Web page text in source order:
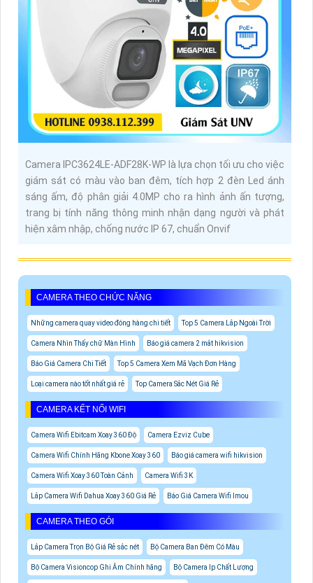
Camera IPC3624LE-ADF28K-WP là lựa chọn tối ưu cho việc
giám sát có màu vào ban đêm, tích hợp 2 đèn Led ánh
sáng ấm, độ phân giải 4.0MP cho ra hình ảnh ấn tượng,
trang bị tính năng thông minh nhận dạng người và phát
hiện xâm nhập, chống nước IP 67, chuẩn Onvif
CAMERA THEO CHỨC NĂNG
Những camera quay video đóng hàng chi tiết Top 5 Camera Lắp Ngoài Trời
Camera Nhìn Thấy chữ Màn Hình Báo giá camera 2 mắt hikvision
Báo Giá Camera Chi Tiết Top 5 Camera Xem Mã Vạch Đơn Hàng
Loại camera nào tốt nhất giá rẻ Top Camera Sắc Nét Giá Rẻ
CAMERA KẾT NỐI WIFI
Camera Wifi Ebitcam Xoay 360 Độ Camera Ezviz Cube
Camera Wifi Chính Hãng Kbone Xoay 360 Báo giá camera wifi hikvision
Camera Wifi Xoay 360 Toàn Cảnh Camera Wifi 3K
Lắp Camera Wifi Dahua Xoay 360 Giá Rẻ Báo Giá Camera Wifi Imou
CAMERA THEO GÓI
Lắp Camera Trọn Bộ Giá Rẻ sắc nét Bộ Camera Ban Đêm Có Màu
Bộ Camera Visioncop Ghi Âm Chính hãng Bộ Camera Ip Chất Lượng